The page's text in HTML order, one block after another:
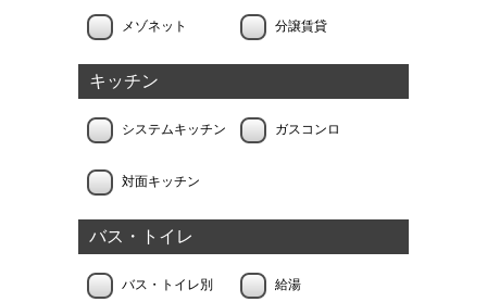
メゾネット 分譲賃貸
キッチン
システムキッチン ガスコンロ
対面キッチン
バス・トイレ
バス・トイレ別 給湯